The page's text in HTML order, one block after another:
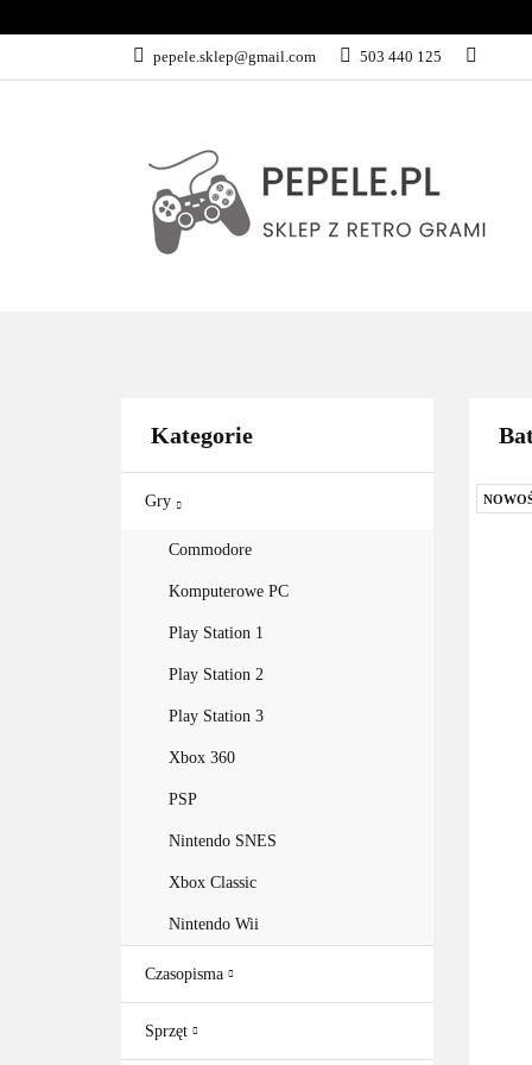
pepele.sklep@gmail.com 503 440 125
GRY
Kategorie
Gry
Commodore
Komputerowe PC
Play Station 1
Play Station 2
Play Station 3
Xbox 360
PSP
Nintendo SNES
Xbox Classic
Nintendo Wii
Czasopisma
Sprzęt